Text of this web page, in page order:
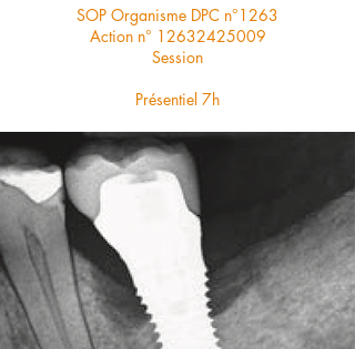
SOP Organisme DPC n°1263
Action n° 12632425009
Session
Présentiel 7h